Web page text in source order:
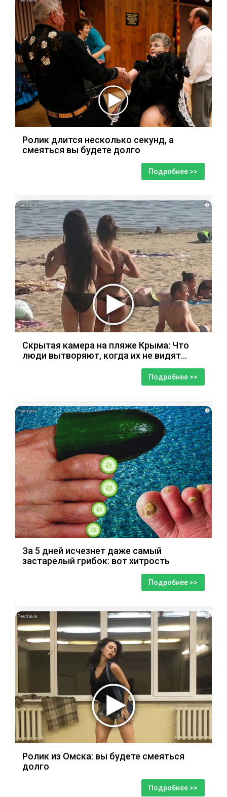
Ролик длится несколько секунд, а
смеяться вы будете долго
Подробнее >>
i
Скрытая камера на пляже Крыма: Что
люди вытворяют, когда их не видят...
Подробнее >>
i
За 5 дней исчезнет даже самый
застарелый грибок: вот хитрость
Подробнее >>
i
Ролик из Омска: вы будете смеяться
долго
Подробнее >>